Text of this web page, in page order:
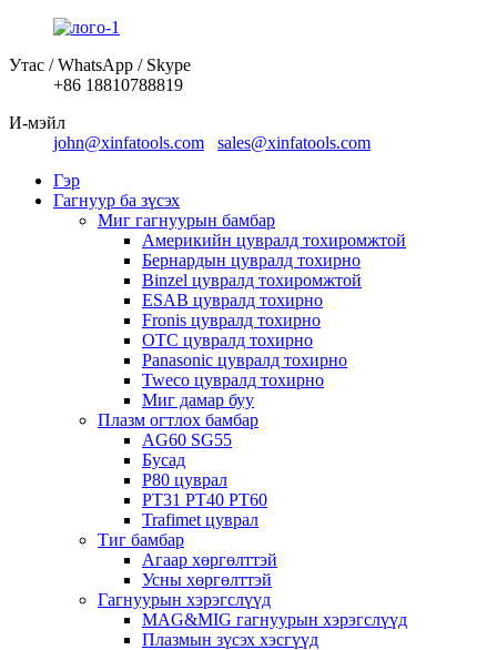
Утас / WhatsApp / Skype
+86 18810788819
И-мэйл
john@xinfatools.com
sales@xinfatools.com
Гэр
Гагнуур ба зүсэх
Миг гагнуурын бамбар
Америкийн цувралд тохиромжтой
Бернардын цувралд тохирно
Binzel цувралд тохиромжтой
ESAB цувралд тохирно
Fronis цувралд тохирно
OTC цувралд тохирно
Panasonic цувралд тохирно
Tweco цувралд тохирно
Миг дамар буу
Плазм огтлох бамбар
AG60 SG55
Бусад
P80 цуврал
PT31 PT40 PT60
Trafimet цуврал
Тиг бамбар
Агаар хөргөлттэй
Усны хөргөлттэй
Гагнуурын хэрэгслүүд
MAG&MIG гагнуурын хэрэгслүүд
Плазмын зүсэх хэсгүүд